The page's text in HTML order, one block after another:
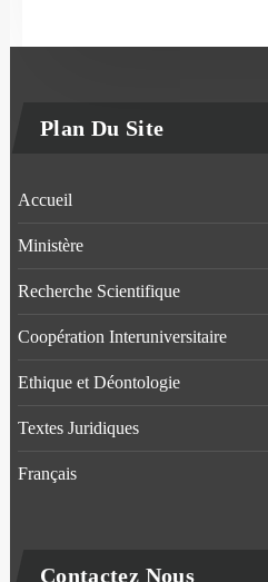
Plan Du Site
Accueil
Ministère
Recherche Scientifique
Coopération Interuniversitaire
Ethique et Déontologie
Textes Juridiques
Français
Contactez Nous